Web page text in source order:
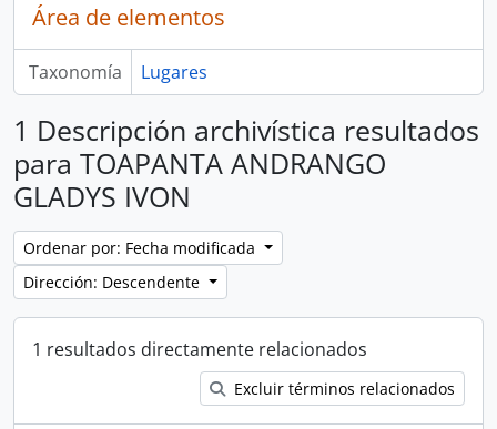
Área de elementos
Taxonomía Lugares
1 Descripción archivística resultados
para TOAPANTA ANDRANGO
GLADYS IVON
Ordenar por: Fecha modificada
Dirección: Descendente
1 resultados directamente relacionados
Excluir términos relacionados